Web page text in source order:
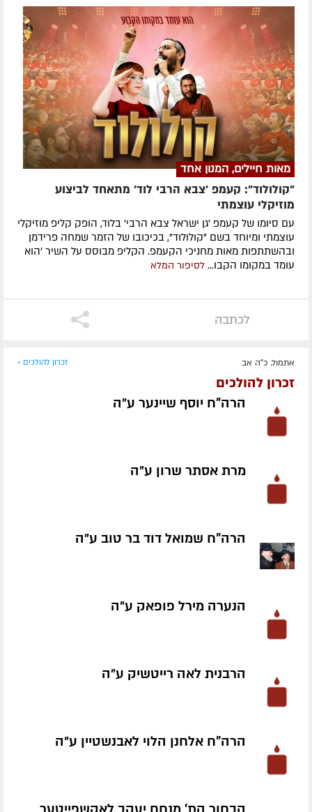
מאות חיילים, המנון אחד
"קולולוד": קעמפ 'צבא הרבי לוד' מתאחד לביצוע
מוזיקלי עוצמתי
עם סיומו של קעמפ 'גן ישראל צבא הרבי' בלוד, הופק קליפ מוזיקלי
עוצמתי ומיוחד בשם "קולולוד", בכיכובו של הזמר שמחה פרידמן
ובהשתתפות מאות מחניכי הקעמפ. הקליפ מבוסס על השיר 'הוא
עומד במקומו הקבו... לסיפור המלא
לכתבה
אתמול, כ"ה אב זכרון להולכים »
זכרון להולכים
הרה"ח יוסף שיינער ע״ה
מרת אסתר שרון ע״ה
הרה"ח שמואל דוד בר טוב ע״ה
הנערה מירל פופאק ע״ה
הרבנית לאה רייטשיק ע״ה
הרה"ח אלחנן הלוי לאבנשטיין ע״ה